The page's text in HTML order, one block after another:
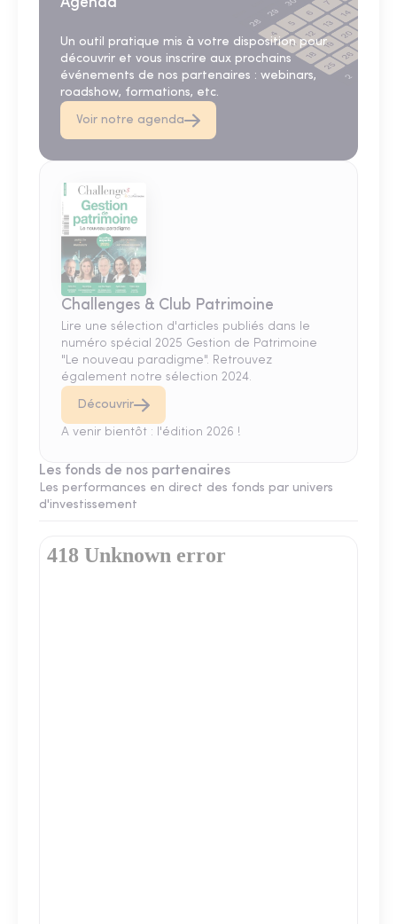
Agenda
Un outil pratique mis à votre disposition pour
découvrir et vous inscrire aux prochains
événements de nos partenaires : webinars,
roadshow, formations, etc.
Voir notre agenda
Challenges & Club Patrimoine
Lire une sélection d'articles publiés dans le
numéro spécial 2025 Gestion de Patrimoine
"Le nouveau paradigme". Retrouvez
également notre sélection 2024.
Découvrir
A venir bientôt : l'édition 2026 !
Les fonds de nos partenaires
Les performances en direct des fonds par univers
d'investissement